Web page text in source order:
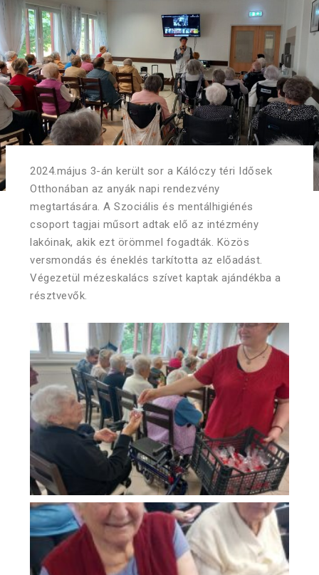
2024.május 3-án került sor a Kálóczy téri Idősek
Otthonában az anyák napi rendezvény
megtartására. A Szociális és mentálhigiénés
csoport tagjai műsort adtak elő az intézmény
lakóinak, akik ezt örömmel fogadták. Közös
versmondás és éneklés tarkította az előadást.
Végezetül mézeskalács szívet kaptak ajándékba a
résztvevők.